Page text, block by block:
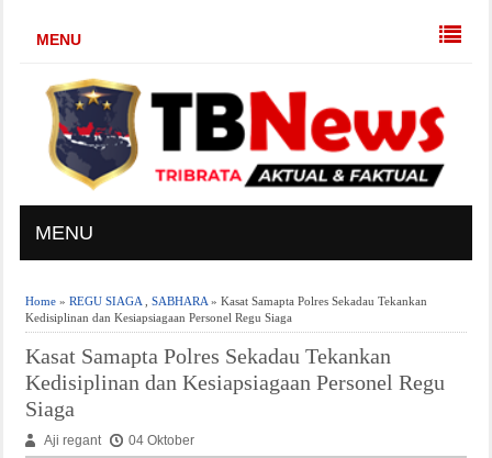
MENU
MENU
Home» REGU SIAGA, SABHARA» Kasat Samapta Polres Sekadau Tekankan
Kedisiplinan dan Kesiapsiagaan Personel Regu Siaga
Kasat Samapta Polres Sekadau Tekankan
Kedisiplinan dan Kesiapsiagaan Personel Regu
Siaga
Aji regant 04 Oktober